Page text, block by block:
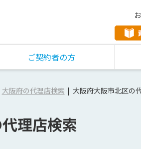
ご契約者の方
大阪府の代理店検索 大阪府大阪市北区の
理店検索